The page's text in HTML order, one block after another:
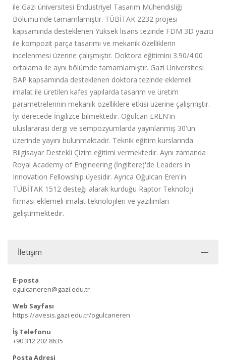
ile Gazi üniversitesi Endüstriyel Tasarım Mühendisliği
Bölümü'nde tamamlamıştır. TÜBİTAK 2232 projesi
kapsamında desteklenen Yüksek lisans tezinde FDM 3D yazıcı
ile kompozit parça tasarımı ve mekanik özelliklerin
incelenmesi üzerine çalışmıştır. Doktora eğitimini 3.90/4.00
ortalama ile aynı bölümde tamamlamıştır. Gazi Üniversitesi
BAP kapsamında desteklenen doktora tezinde eklemeli
imalat ile üretilen kafes yapılarda tasarım ve üretim
parametrelerinin mekanik özelliklere etkisi üzerine çalışmıştır.
İyi derecede İngilizce bilmektedir. Oğulcan EREN'in
uluslararası dergi ve sempozyumlarda yayınlanmış 30'un
üzerinde yayını bulunmaktadır. Teknik eğitim kurslarında
Bilgisayar Destekli Çizim eğitimi vermektedir. Aynı zamanda
Royal Academy of Engineering (İngiltere)'de Leaders in
Innovation Fellowship üyesidir. Ayrıca Oğulcan Eren'in
TÜBİTAK 1512 desteği alarak kurduğu Raptor Teknoloji
firması eklemeli imalat teknolojileri ve yazılımları
geliştirmektedir.
İletişim
E-posta
ogulcaneren@gazi.edu.tr
Web Sayfası
https://avesis.gazi.edu.tr/ogulcaneren
İş Telefonu
+90 312 202 8635
Posta Adresi